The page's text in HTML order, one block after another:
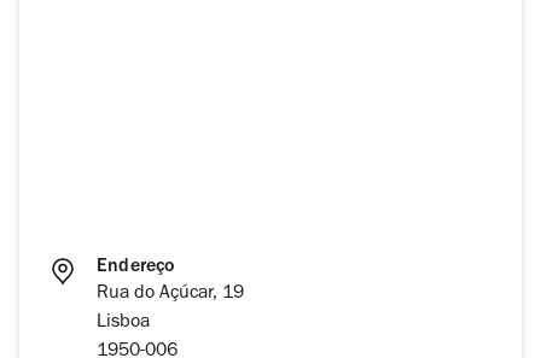
Endereço
Rua do Açúcar, 19
Lisboa
1950-006